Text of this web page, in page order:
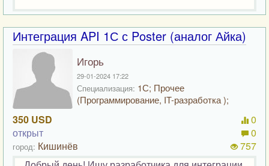
Интеграция API 1С с Poster (аналог Айка)
Игорь
29-01-2024 17:22
Специализация: 1С; Прочее
(Программирование, IT-разработка );
350 USD
открыт
город: Кишинёв
0
0
757